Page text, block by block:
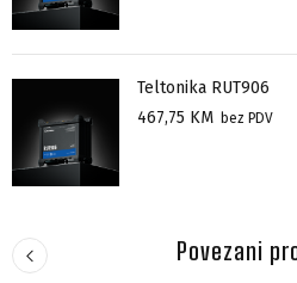
Teltonika RUT906
467,75 KM bez PDV
Povezani